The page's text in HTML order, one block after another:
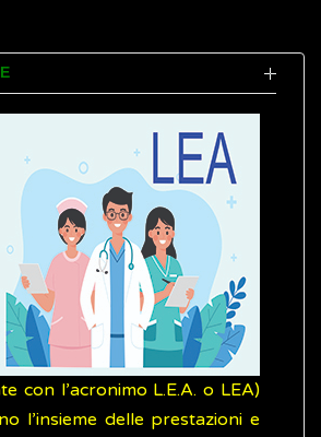
con l’acronimo L.E.A. o LEA)
l’insieme delle prestazioni e